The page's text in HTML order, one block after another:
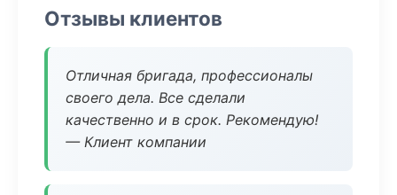
Отзывы клиентов
Отличная бригада, профессионалы
своего дела. Все сделали
качественно и в срок. Рекомендую!
— Клиент компании